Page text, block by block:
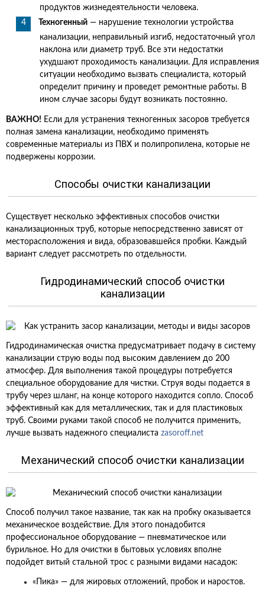
продуктов жизнедеятельности человека.
Техногенный — нарушение технологии устройства
канализации, неправильный изгиб, недостаточный угол
наклона или диаметр труб. Все эти недостатки
ухудшают проходимость канализации. Для исправления
ситуации необходимо вызвать специалиста, который
определит причину и проведет ремонтные работы. В
ином случае засоры будут возникать постоянно.
ВАЖНО! Если для устранения техногенных засоров требуется
полная замена канализации, необходимо применять
современные материалы из ПВХ и полипропилена, которые не
подвержены коррозии.
Способы очистки канализации
Существует несколько эффективных способов очистки
канализационных труб, которые непосредственно зависят от
месторасположения и вида, образовавшейся пробки. Каждый
вариант следует рассмотреть по отдельности.
Гидродинамический способ очистки
канализации
Гидродинамическая очистка предусматривает подачу в систему
канализации струю воды под высоким давлением до 200
атмосфер. Для выполнения такой процедуры потребуется
специальное оборудование для чистки. Струя воды подается в
трубу через шланг, на конце которого находится сопло. Способ
эффективный как для металлических, так и для пластиковых
труб. Своими руками такой способ не получится применить,
лучше вызвать надежного специалиста zasoroff.net
Механический способ очистки канализации
Способ получил такое название, так как на пробку оказывается
механическое воздействие. Для этого понадобится
профессиональное оборудование — пневматическое или
бурильное. Но для очистки в бытовых условиях вполне
подойдет витый стальной трос с разными видами насадок:
«Пика» — для жировых отложений, пробок и наростов.